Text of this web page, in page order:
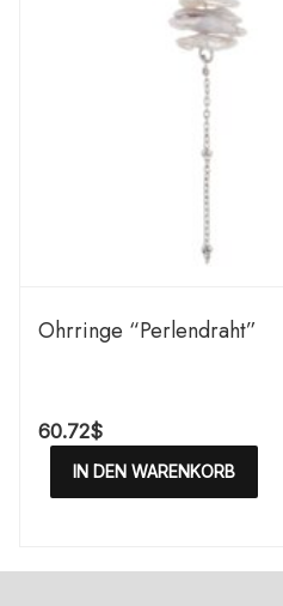
Ohrringe “Perlendraht”
60.72$
IN DEN WARENKORB